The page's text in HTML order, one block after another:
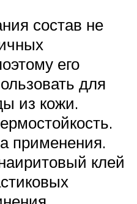
состав не
его
для
из кожи.
применения.
клей